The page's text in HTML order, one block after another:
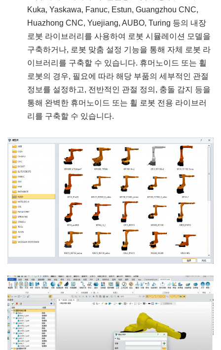
Kuka, Yaskawa, Fanuc, Estun, Guangzhou CNC,
Huazhong CNC, Yuejiang, AUBO, Turing 등의 내장
로봇 라이브러리를 사용하여 로봇 시뮬레이션 모델을
구축하거나, 로봇 맞춤 설정 기능을 통해 자체 로봇 라
이브러리를 구축할 수 있습니다. 휴머노이드 또는 휠
로봇의 경우, 필요에 따라 해당 부품의 세부적인 관절
정보를 설정하고, 전반적인 관절 정의, 충돌 감지 등을
통해 완벽한 휴머노이드 또는 휠 로봇 전용 라이브러
리를 구축할 수 있습니다.